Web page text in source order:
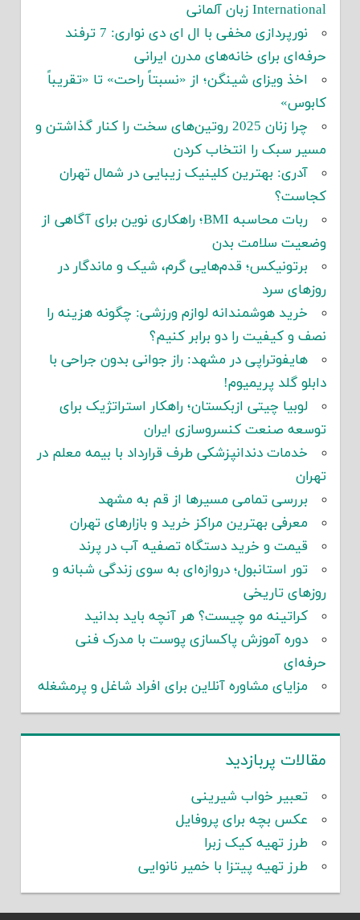
International زبان آلمانی
نورپردازی مخفی با ال ای دی نواری: 7 ترفند
حرفه‌ای برای خانه‌های مدرن ایرانی
اخذ ویزای شینگن؛ از «نسبتاً راحت» تا «تقریباً
کابوس»
چرا زنان 2025 روتین‌های سخت را کنار گذاشتن و
مسیر سبک را انتخاب کردن
آدری: بهترین کلینیک زیبایی در شمال تهران
کجاست؟
ربات محاسبه BMI؛ راهکاری نوین برای آگاهی از
وضعیت سلامت بدن
برتونیکس؛ قدم‌هایی گرم، شیک و ماندگار در
روزهای سرد
خرید هوشمندانه لوازم ورزشی: چگونه هزینه را
نصف و کیفیت را دو برابر کنیم؟
هایفوتراپی در مشهد: راز جوانی بدون جراحی با
دابلو گلد پریمیوم!
لوبیا چیتی ازبکستان؛ راهکار استراتژیک برای
توسعه صنعت کنسروسازی ایران
خدمات دندانپزشکی طرف قرارداد با بیمه معلم در
تهران
بررسی تمامی مسیرها از قم به مشهد
معرفی بهترین مراکز خرید و بازارهای تهران
قیمت و خرید دستگاه تصفیه آب در پرند
تور استانبول؛ دروازه‌ای به سوی زندگی شبانه و
روزهای تاریخی
کراتینه مو چیست؟ هر آنچه باید بدانید
دوره آموزش پاکسازی پوست با مدرک فنی
حرفه‌ای
مزایای مشاوره آنلاین برای افراد شاغل و پرمشغله
مقالات پربازدید
تعبیر خواب شیرینی
عکس بچه برای پروفایل
طرز تهیه کیک زبرا
طرز تهیه پیتزا با خمیر نانوایی